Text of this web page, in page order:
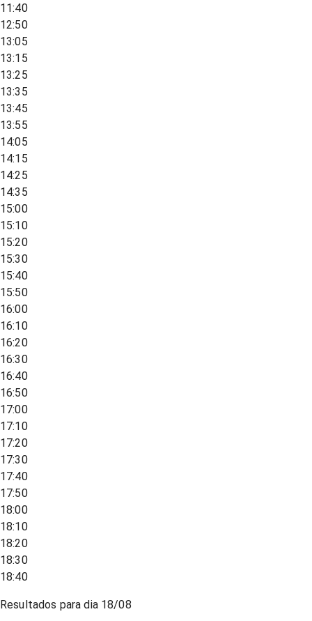
11:40
12:50
13:05
13:15
13:25
13:35
13:45
13:55
14:05
14:15
14:25
14:35
15:00
15:10
15:20
15:30
15:40
15:50
16:00
16:10
16:20
16:30
16:40
16:50
17:00
17:10
17:20
17:30
17:40
17:50
18:00
18:10
18:20
18:30
18:40
Resultados para dia 18/08